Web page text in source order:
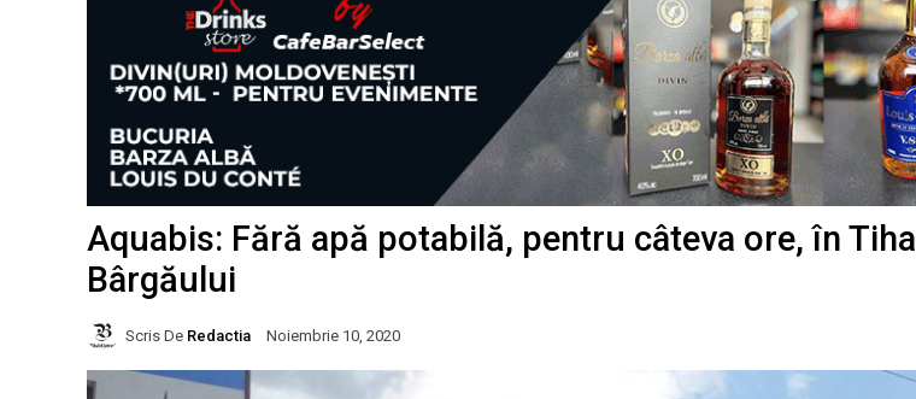
Aquabis: Fără apă potabilă, pentru câteva ore, în Tiha
Bârgăului
Scris De Redactia Noiembrie 10, 2020